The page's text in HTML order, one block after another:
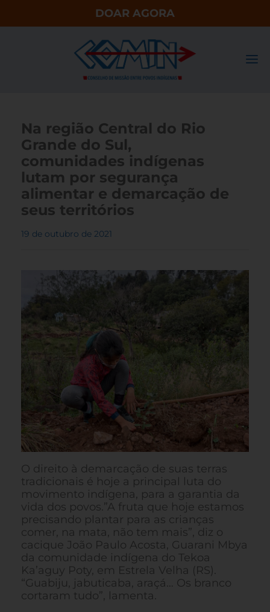
DOAR AGORA
Na região Central do Rio
Grande do Sul,
comunidades indígenas
lutam por segurança
alimentar e demarcação de
seus territórios
19 de outubro de 2021
O direito à demarcação de suas terras
tradicionais é hoje a principal luta do
movimento indígena, para a garantia da
vida dos povos.”A fruta que hoje estamos
precisando plantar para as crianças
comer, na mata, não tem mais”, diz o
cacique João Paulo Acosta, Guarani Mbya
da comunidade indígena do Tekoa
Ka’aguy Poty, em Estrela Velha (RS).
“Guabiju, jabuticaba, araçá… Os branco
cortaram tudo”, lamenta.